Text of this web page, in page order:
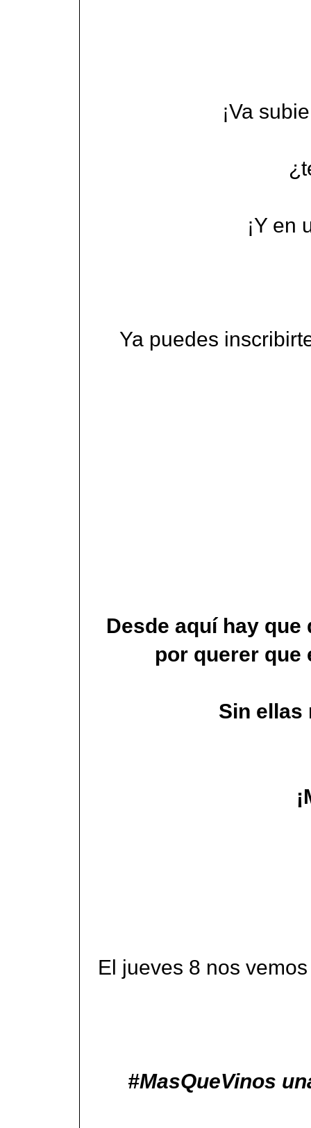
¡Va
¡Y en
Ya puedes
Desde aquí hay
por querer que
Sin ellas
El jueves 8 nos
#MasQueVinos